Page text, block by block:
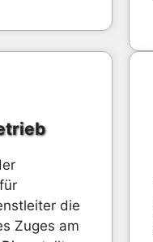
die
Zuges am